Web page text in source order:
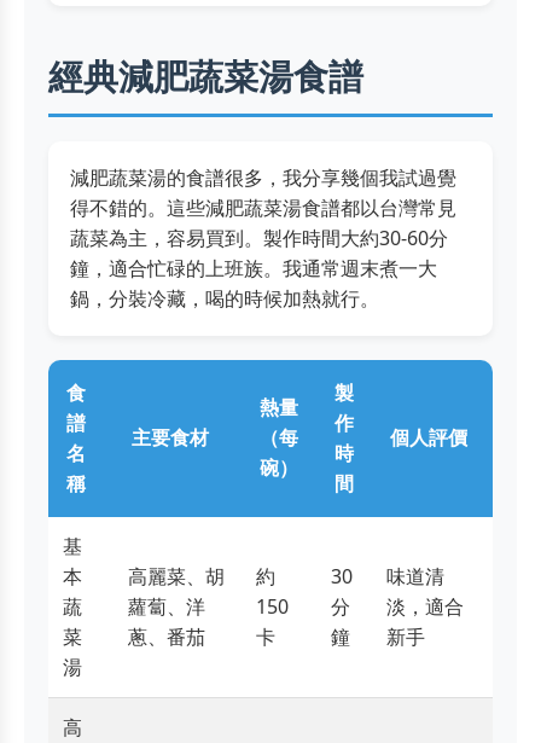
經典減肥蔬菜湯食譜
減肥蔬菜湯的食譜很多，我分享幾個我試過覺
得不錯的。這些減肥蔬菜湯食譜都以台灣常見
蔬菜為主，容易買到。製作時間大約30-60分
鐘，適合忙碌的上班族。我通常週末煮一大
鍋，分裝冷藏，喝的時候加熱就行。
食
譜
名
稱
主要食材
熱量
（每
碗）
製
作
時
間
個人評價
基
本
蔬
菜
湯
高麗菜、胡
蘿蔔、洋
蔥、番茄
約
150
卡
30
分
鐘
味道清
淡，適合
新手
高